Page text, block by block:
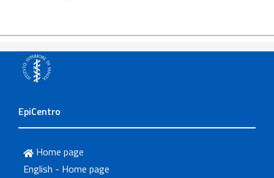
EpiCentro
Home page
English - Home page